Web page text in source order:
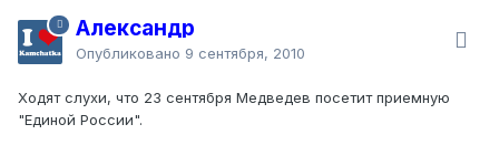
Александр
Опубликовано 9 сентября, 2010
Ходят слухи, что 23 сентября Медведев посетит приемную
"Единой России".